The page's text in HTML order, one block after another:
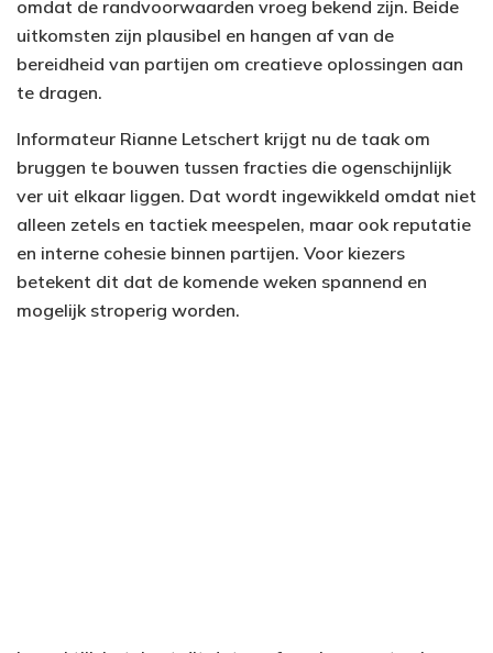
omdat de randvoorwaarden vroeg bekend zijn. Beide
uitkomsten zijn plausibel en hangen af van de
bereidheid van partijen om creatieve oplossingen aan
te dragen.
Informateur Rianne Letschert krijgt nu de taak om
bruggen te bouwen tussen fracties die ogenschijnlijk
ver uit elkaar liggen. Dat wordt ingewikkeld omdat niet
alleen zetels en tactiek meespelen, maar ook reputatie
en interne cohesie binnen partijen. Voor kiezers
betekent dit dat de komende weken spannend en
mogelijk stroperig worden.